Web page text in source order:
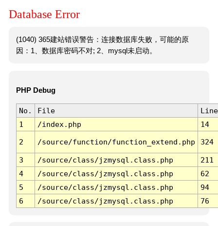
Database Error
(1040) 365建站错误警告：连接数据库失败，可能的原
因：1、数据库密码不对; 2、mysql未启动。
PHP Debug
No. File
Line
1
/index.php 14
2 /source/function/function_extend.php 324
3 /source/class/jzmysql.class.php
211
4
/source/class/jzmysql.class.php
62
5
/source/class/jzmysql.class.php
94
6
/source/class/jzmysql.class.php 76